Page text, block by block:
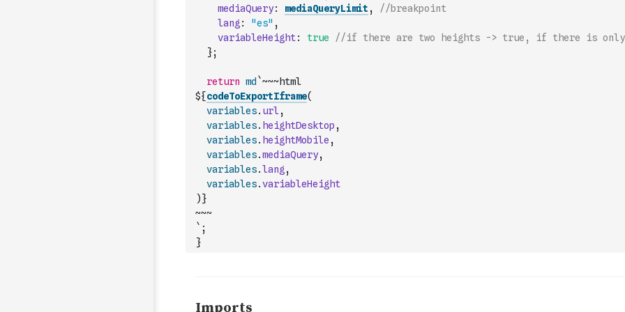
mediaQuery: mediaQueryLimit ,
//breakpoint
lang : "es" ,
variableHeight: true
//if there are two heights -> true, if there is only
};
return md `~~~html
${codeToExportIframe(
variables. url ,
variables. heightDesktop ,
variables. heightMobile ,
variables.mediaQuery,
variables.lang ,
variables.variableHeight
)}
~~~
` ;
}